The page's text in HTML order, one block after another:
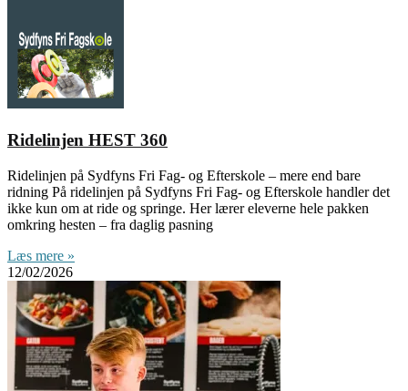
Ridelinjen HEST 360
Ridelinjen på Sydfyns Fri Fag- og Efterskole – mere end bare
ridning På ridelinjen på Sydfyns Fri Fag- og Efterskole handler det
ikke kun om at ride og springe. Her lærer eleverne hele pakken
omkring hesten – fra daglig pasning
Læs mere »
12/02/2026